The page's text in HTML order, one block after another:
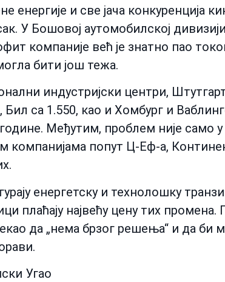
енергије и све јача конкуренција
У Бошовој аутомобилској
компаније већ је знатно пао
бити још тежа.
индустријски центри,
са 1.550, као и Хомбург и
Међутим, проблем није само
компанијама попут Ц-Еф-а,
енергетску и технолошку
плаћају највећу цену тих
да „нема брзог решења“ и да би
Угао